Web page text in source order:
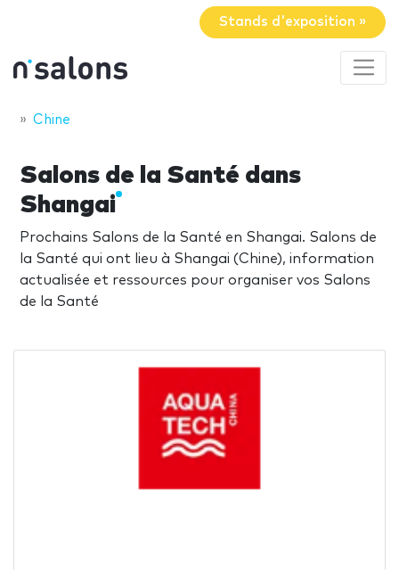
Stands d'exposition »
Chine
Salons de la Santé dans
Shangai
Prochains Salons de la Santé en Shangai. Salons de
la Santé qui ont lieu à Shangai (Chine), information
actualisée et ressources pour organiser vos Salons
de la Santé